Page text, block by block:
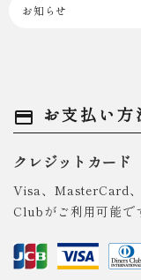
お知らせ
payment お支払い方
クレジットカード
Visa、MasterCard
Clubがご利用可能で